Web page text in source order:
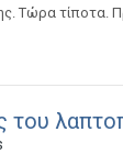
Τώρα τίποτα.
του